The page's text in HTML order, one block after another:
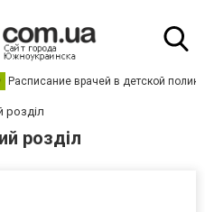
Расписание врачей в детской
розділ
розділ